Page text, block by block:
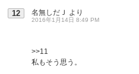
12 名無しだＪ より
2016年1月14日 8:49 PM
>>11
私もそう思う。